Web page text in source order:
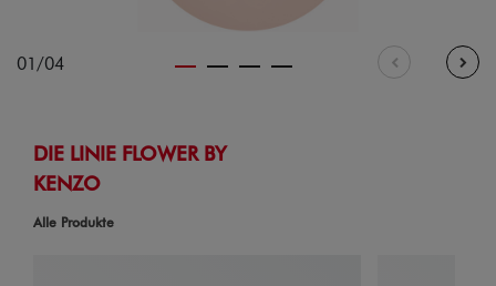
01/04
DIE LINIE FLOWER BY
KENZO
Alle Produkte